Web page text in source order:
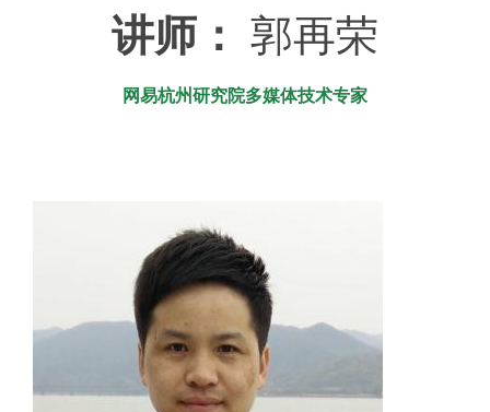
讲师： 郭再荣
网易杭州研究院多媒体技术专家